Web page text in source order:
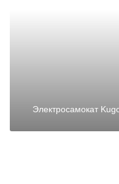
Электросамокат